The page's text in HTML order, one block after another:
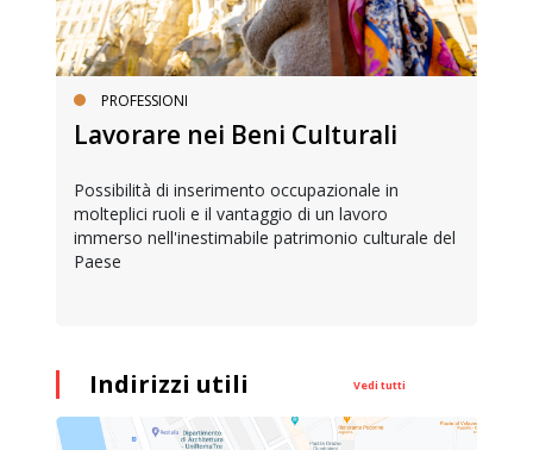
PROFESSIONI
Lavorare nei Beni Culturali
Possibilità di inserimento occupazionale in
molteplici ruoli e il vantaggio di un lavoro
immerso nell'inestimabile patrimonio culturale del
Paese
Indirizzi utili Vedi tutti